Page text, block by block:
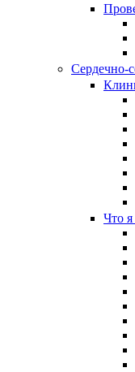
Сердечно-
Что я